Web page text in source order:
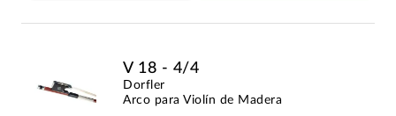
V 18 - 4/4
Dorfler
Arco para Violín de Madera